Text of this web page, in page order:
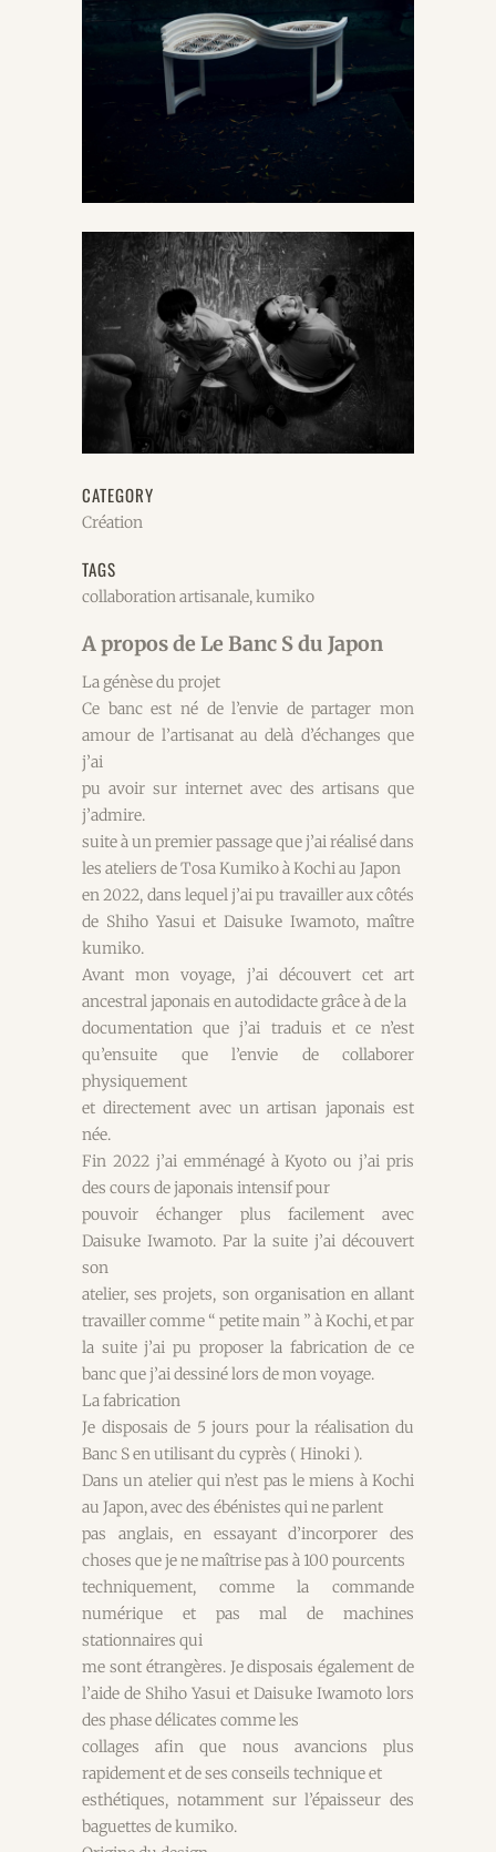
CATEGORY
Création
TAGS
collaboration artisanale, kumiko
A propos de Le Banc S du Japon
La génèse du projet
Ce banc est né de l’envie de partager mon
amour de l’artisanat au delà d’échanges que
j’ai
pu avoir sur internet avec des artisans que
j’admire.
suite à un premier passage que j’ai réalisé dans
les ateliers de Tosa Kumiko à Kochi au Japon
en 2022, dans lequel j’ai pu travailler aux côtés
de Shiho Yasui et Daisuke Iwamoto, maître
kumiko.
Avant mon voyage, j’ai découvert cet art
ancestral japonais en autodidacte grâce à de la
documentation que j’ai traduis et ce n’est
qu’ensuite que l’envie de collaborer
physiquement
et directement avec un artisan japonais est
née.
Fin 2022 j’ai emménagé à Kyoto ou j’ai pris
des cours de japonais intensif pour
pouvoir échanger plus facilement avec
Daisuke Iwamoto. Par la suite j’ai découvert
son
atelier, ses projets, son organisation en allant
travailler comme “ petite main ” à Kochi, et par
la suite j’ai pu proposer la fabrication de ce
banc que j’ai dessiné lors de mon voyage.
La fabrication
Je disposais de 5 jours pour la réalisation du
Banc S en utilisant du cyprès ( Hinoki ).
Dans un atelier qui n’est pas le miens à Kochi
au Japon, avec des ébénistes qui ne parlent
pas anglais, en essayant d’incorporer des
choses que je ne maîtrise pas à 100 pourcents
techniquement, comme la commande
numérique et pas mal de machines
stationnaires qui
me sont étrangères. Je disposais également de
l’aide de Shiho Yasui et Daisuke Iwamoto lors
des phase délicates comme les
collages afin que nous avancions plus
rapidement et de ses conseils technique et
esthétiques, notamment sur l’épaisseur des
baguettes de kumiko.